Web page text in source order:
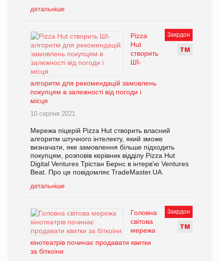
детальніше
Закрдон
ТМ
Pizza
Hut
створить
ШІ-
алгоритм для рекомендацій замовлень
покупцям в залежності від погоди і
місця
10 серпня 2021
Мережа піцерій Pizza Hut створить власний
алгоритм штучного інтелекту, який зможе
визначати, яке замовлення більше підходить
покупцям, розповів керівник відділу Pizza Hut
Digital Ventures Трістан Бернс в інтерв'ю Ventures
Beat. Про це повідомляє TradeMaster.UA.
детальніше
Закрдон
ТМ
Головна
світова
мережа
кінотеатрів починає продавати квитки
за біткоіни